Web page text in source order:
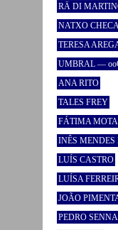
RÄ DI
NATXO CHECA
TERESA
UMBRAL —
ANA RITO
TALES FREY
FÁTIMA MOTA
INÊS MENDES
LUÍS CASTRO
LUÍSA
JOÃO
PEDRO